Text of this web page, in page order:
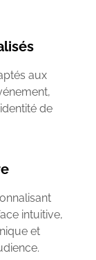
aux
de
intuitive,
et